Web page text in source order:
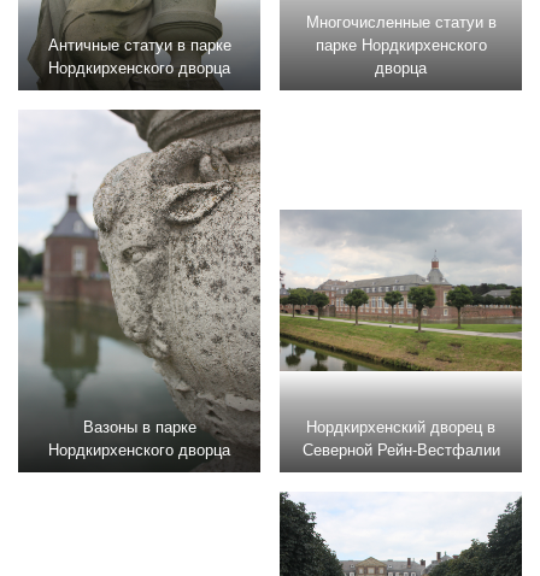
Античные статуи в парке
Нордкирхенского дворца
Многочисленные статуи в
парке Нордкирхенского
дворца
Вазоны в парке
Нордкирхенского дворца
Нордкирхенский дворец в
Северной Рейн-Вестфалии